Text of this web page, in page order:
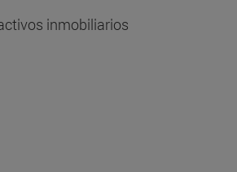
inmobiliarios